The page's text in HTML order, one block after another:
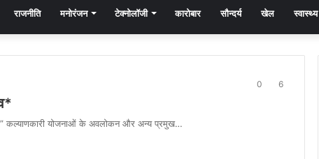
राजनीति मनोरंजन टेक्नोलॉजी कारोबार सौन्दर्य खेल स्वास्थ्य
0 6
कल्याणकारी योजनाओं के अवलोकन और अन्य प्रमुख…